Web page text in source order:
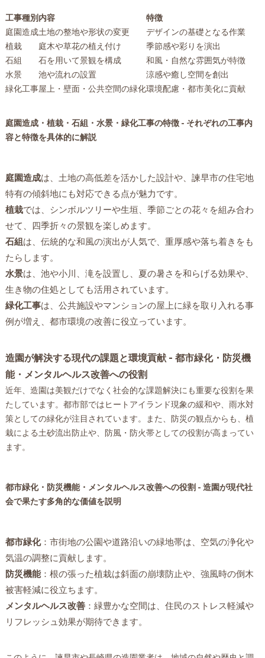
工事種別 内容
特徴
庭園造成土地の整地や形状の変更
デザインの基礎となる作業
植栽
庭木や草花の植え付け
季節感や彩りを演出
石組
石を用いて景観を構成
和風・自然な雰囲気が特徴
水景
池や流れの設置
涼感や癒し空間を創出
緑化工事屋上・壁面・公共空間の緑化環境配慮・都市美化に貢献
庭園造成・植栽・石組・水景・緑化工事の特徴 - それぞれの工事内
容と特徴を具体的に解説
庭園造成は、土地の高低差を活かした設計や、諫早市の住宅地
特有の傾斜地にも対応できる点が魅力です。
植栽では、シンボルツリーや生垣、季節ごとの花々を組み合わ
せて、四季折々の景観を楽しめます。
石組は、伝統的な和風の演出が人気で、重厚感や落ち着きをも
たらします。
水景は、池や小川、滝を設置し、夏の暑さを和らげる効果や、
生き物の住処としても活用されています。
緑化工事は、公共施設やマンションの屋上に緑を取り入れる事
例が増え、都市環境の改善に役立っています。
造園が解決する現代の課題と環境貢献 - 都市緑化・防災機
能・メンタルヘルス改善への役割
近年、造園は美観だけでなく社会的な課題解決にも重要な役割を果
たしています。都市部ではヒートアイランド現象の緩和や、雨水対
策としての緑化が注目されています。また、防災の観点からも、植
栽による土砂流出防止や、防風・防火帯としての役割が高まってい
ます。
都市緑化・防災機能・メンタルヘルス改善への役割 - 造園が現代社
会で果たす多角的な価値を説明
都市緑化：市街地の公園や道路沿いの緑地帯は、空気の浄化や
気温の調整に貢献します。
防災機能：根の張った植栽は斜面の崩壊防止や、強風時の倒木
被害軽減に役立ちます。
メンタルヘルス改善：緑豊かな空間は、住民のストレス軽減や
リフレッシュ効果が期待できます。